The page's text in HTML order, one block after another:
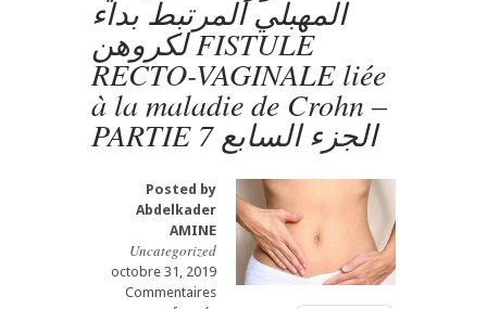
procto
casa
الخمر
–
العشرة
أسباب
الشائعة
للاصابة
بالسرطان
الجزء
السادس
Partie
6
المهبلي المرتبط بداء
لكروهن FISTULE
RECTO-VAGINALE liée
à la maladie de Crohn –
PARTIE 7 الجزء السابع
Posted by
Abdelkader
AMINE
Uncategorized
octobre 31, 2019
Commentaires